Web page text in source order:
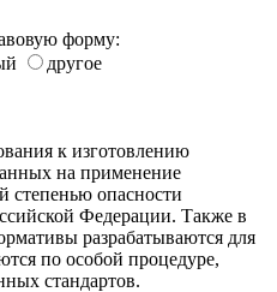
форму:
другое
к изготовлению
на применение
степенью опасности
Федерации. Также в
разрабатываются для
по особой процедуре,
стандартов.